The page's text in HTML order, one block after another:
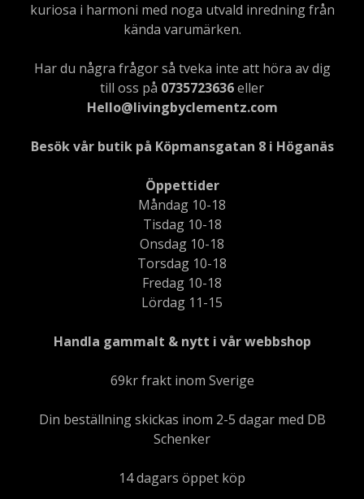
kuriosa i harmoni med noga utvald inredning från
kända varumärken.
Har du några frågor så tveka inte att höra av dig
till oss på 0735723636eller
Hello@livingbyclementz.com
Besök vår butik på Köpmansgatan 8 i Höganäs
Öppettider
Måndag 10-18
Tisdag 10-18
Onsdag 10-18
Torsdag 10-18
Fredag 10-18
Lördag 11-15
Handla gammalt & nytt i vår webbshop
69kr frakt inom Sverige
Din beställning skickas inom 2-5 dagar med DB
Schenker
14 dagars öppet köp